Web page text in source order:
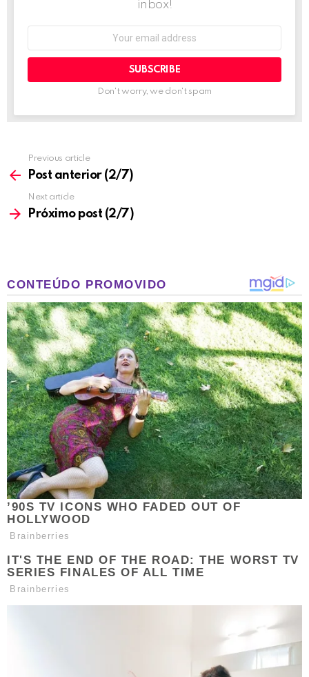
inbox!
Don't worry, we don't spam
more
Previous article
Post anterior (2/7)
Next article
Próximo post (2/7)